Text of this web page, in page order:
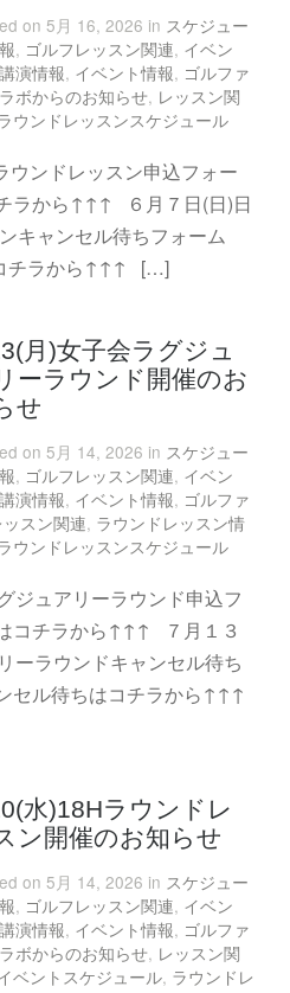
on 5月 16, 2026 in スケジュー
, ゴルフレッスン関連, イベン
演情報, イベント情報, ゴルファ
ボからのお知らせ, レッスン関
ウンドレッスンスケジュール
ウンドレッスン申込フォー
ラから↑↑↑ ６月７日(日)日
キャンセル待ちフォーム
チラから↑↑↑ […]
月)女子会ラグジュ
ーラウンド開催のお
せ
on 5月 14, 2026 in スケジュー
, ゴルフレッスン関連, イベン
演情報, イベント情報, ゴルファ
ッスン関連, ラウンドレッスン情
ウンドレッスンスケジュール
ジュアリーラウンド申込フ
コチラから↑↑↑ ７月１３
ーラウンドキャンセル待ち
セル待ちはコチラから↑↑↑
水)18Hラウンドレ
ン開催のお知らせ
on 5月 14, 2026 in スケジュー
, ゴルフレッスン関連, イベン
演情報, イベント情報, ゴルファ
ボからのお知らせ, レッスン関
ベントスケジュール, ラウンドレ